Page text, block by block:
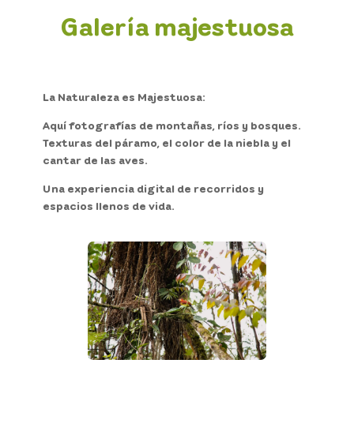
Galería majestuosa
La Naturaleza es Majestuosa:
Aquí fotografías de montañas, ríos y bosques.
Texturas del páramo, el color de la niebla y el
cantar de las aves.
Una experiencia digital de recorridos y
espacios llenos de vida.